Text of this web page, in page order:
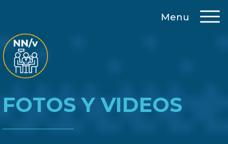
Menu
FOTOS Y VIDEOS